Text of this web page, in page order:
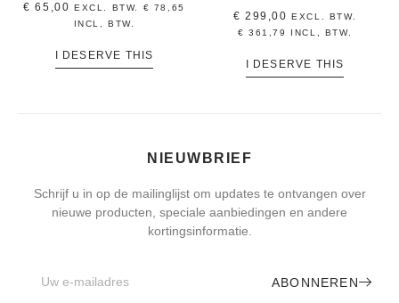
€ 65,00 EXCL. BTW. € 78,65
INCL, BTW.
I DESERVE THIS
Gewaardeerd
5.00
uit 5
€ 299,00 EXCL. BTW.
€ 361,79 INCL, BTW.
I DESERVE THIS
NIEUWBRIEF
Schrijf u in op de mailinglijst om updates te ontvangen over
nieuwe producten, speciale aanbiedingen en andere
kortingsinformatie.
ABONNEREN